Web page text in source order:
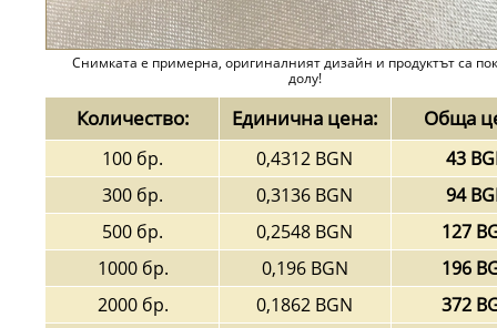
Снимката е примерна, оригиналният дизайн и продуктът са
долу!
Количество: Единична цена: Обща
100 бр. 0,4312 BGN
43
300 бр.
0,3136 BGN
94
500 бр.
0,2548 BGN
127
1000 бр.
0,196 BGN
196
2000 бр.
0,1862 BGN
372